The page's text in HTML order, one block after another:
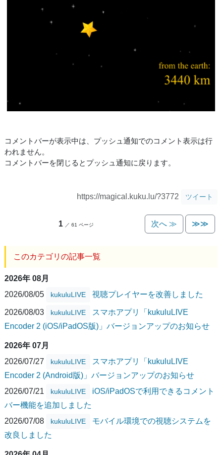
コメントバーが表示中は、プッシュ通知でのコメント表示は行
われません。
コメントバーを閉じるとプッシュ通知に戻ります。
https://magical.kuku.lu/?3772 ツイート
1 ／ 61 ページ 次へ ≫ ≫≫
このカテゴリの記事一覧
2026年 08月
2026/08/05
kukuluLIVE 視聴プレイヤーを改善しました
2026/08/03 kukuluLIVE
スマホアプリ「kukuluLIVE
Encoder 2 (iOS/iPadOS版)」バージョンアップのお知らせ
2026年 07月
2026/07/27
kukuluLIVE
スマホアプリ「kukuluLIVE
Encoder 2 (Android版)」バージョンアップのお知らせ
2026/07/21
kukuluLIVE
iOS/iPadOSで利用できるコメント
バー機能を追加しました
2026/07/08
kukuluLIVE
モバイル環境での視聴システムを
改良しました